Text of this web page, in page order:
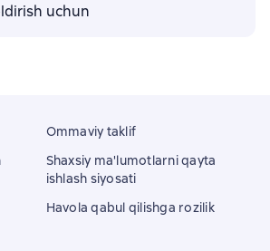
uchun
Ommaviy taklif
Shaxsiy ma'lumotlarni qayta
ishlash siyosati
Havola qabul qilishga rozilik